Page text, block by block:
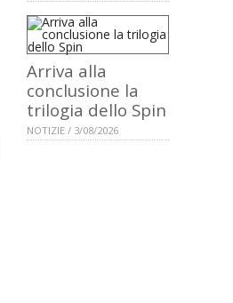
Arriva alla
conclusione la
trilogia dello Spin
NOTIZIE / 3/08/2026